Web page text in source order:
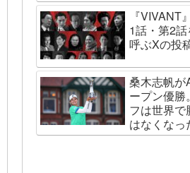
『VIVANT
1話・第2
呼ぶXの投
桑木志帆が
ープン優
フは世界
はなくなっ